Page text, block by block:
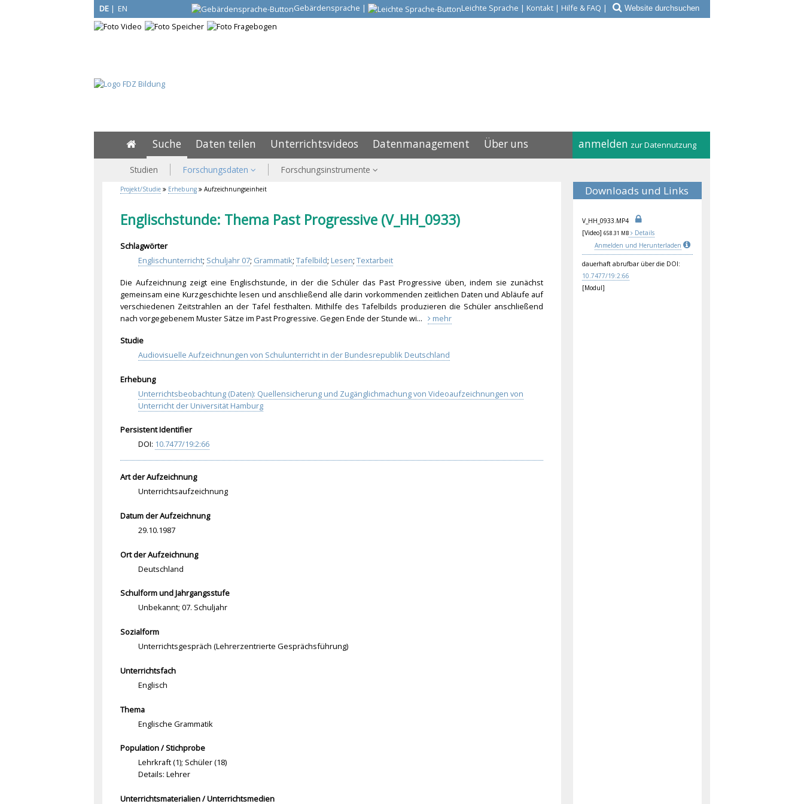
DE | EN Gebärdensprache | Leichte Sprache | Kontakt | Hilfe & FAQ |
anmelden zur Datennutzung
Suche Daten teilen Unterrichtsvideos Datenmanagement Über uns
Studien Forschungsdaten Forschungsinstrumente
Downloads und Links
V_HH_0933 .MP4
[Video] 658.31 MB
Details
Anmelden und Herunterladen
dauerhaft abrufbar über die DOI:
10.7477/19:2:66
[Modul]
Projekt/Studie Erhebung Aufzeichnungseinheit
Englischstunde: Thema Past Progressive (V_HH_0933)
Schlagwörter
Englischunterricht; Schuljahr 07; Grammatik; Tafelbild; Lesen; Textarbeit
Die Aufzeichnung zeigt eine Englischstunde, in der die Schüler das Past Progressive üben, indem sie zunächst
gemeinsam eine Kurzgeschichte lesen und anschließend alle darin vorkommenden zeitlichen Daten und Abläufe auf
verschiedenen Zeitstrahlen an der Tafel festhalten. Mithilfe des Tafelbilds produzieren die Schüler anschließend
nach vorgegebenem Muster Sätze im Past Progressive. Gegen Ende der Stunde wi...
mehr
Studie
Audiovisuelle Aufzeichnungen von Schulunterricht in der Bundesrepublik Deutschland
Erhebung
Unterrichtsbeobachtung (Daten): Quellensicherung und Zugänglichmachung von Videoaufzeichnungen von
Unterricht der Universität Hamburg
Persistent Identifier
DOI: 10.7477/19:2:66
Art der Aufzeichnung
Unterrichtsaufzeichnung
Datum der Aufzeichnung
29.10.1987
Ort der Aufzeichnung
Deutschland
Schulform und Jahrgangsstufe
Unbekannt; 07. Schuljahr
Sozialform
Unterrichtsgespräch (Lehrerzentrierte Gesprächsführung)
Unterrichtsfach
Englisch
Thema
Englische Grammatik
Population / Stichprobe
Lehrkraft (1); Schüler (18)
Details: Lehrer
Unterrichtsmaterialien / Unterrichtsmedien